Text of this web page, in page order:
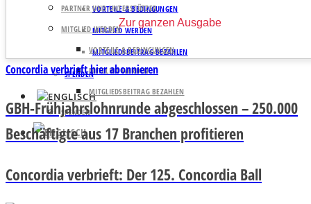
VORTEILE & BEDINGUNGEN
MITGLIED WERDEN
MITGLIEDSBEITRAG BEZAHLEN
SPENDEN
PARTNER UND UNTERSTÜTZER
MITGLIED WERDEN
VORTEILE & BEDINGUNGEN
MITGLIED WERDEN
MITGLIEDSBEITRAG BEZAHLEN
SPENDEN
Zur ganzen Ausgabe
Concordia verbrieft hier abonnieren
GBH-Frühjahrslohnrunde abgeschlossen – 250.000
Beschäftigte aus 17 Branchen profitieren
Concordia verbrieft: Der 125. Concordia Ball